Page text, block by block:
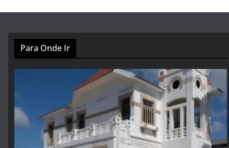
Para Onde Ir